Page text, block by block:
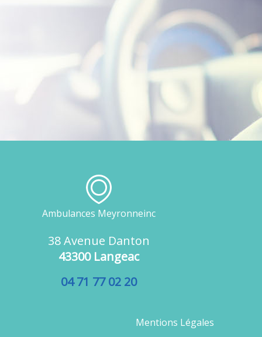
Ambulances Meyronneinc
38 Avenue Danton
43300 Langeac
04 71 77 02 20
Mentions Légales